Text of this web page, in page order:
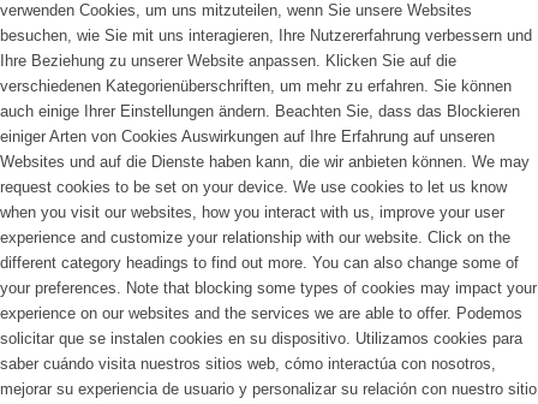
verwenden Cookies, um uns mitzuteilen, wenn Sie unsere Websites
besuchen, wie Sie mit uns interagieren, Ihre Nutzererfahrung verbessern und
Ihre Beziehung zu unserer Website anpassen. Klicken Sie auf die
verschiedenen Kategorienüberschriften, um mehr zu erfahren. Sie können
auch einige Ihrer Einstellungen ändern. Beachten Sie, dass das Blockieren
einiger Arten von Cookies Auswirkungen auf Ihre Erfahrung auf unseren
Websites und auf die Dienste haben kann, die wir anbieten können. We may
request cookies to be set on your device. We use cookies to let us know
when you visit our websites, how you interact with us, improve your user
experience and customize your relationship with our website. Click on the
different category headings to find out more. You can also change some of
your preferences. Note that blocking some types of cookies may impact your
experience on our websites and the services we are able to offer. Podemos
solicitar que se instalen cookies en su dispositivo. Utilizamos cookies para
saber cuándo visita nuestros sitios web, cómo interactúa con nosotros,
mejorar su experiencia de usuario y personalizar su relación con nuestro sitio